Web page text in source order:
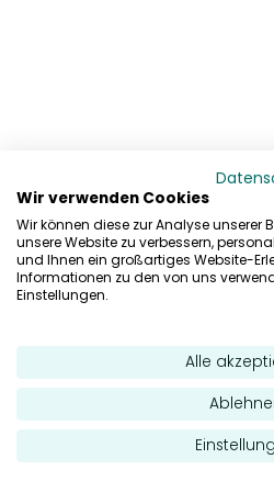
Wir verwenden Cookies
Wir können diese zur Analyse unserer
unsere Website zu verbessern,
und Ihnen ein großartiges Website-
Informationen zu den von uns
Einstellungen.
Alle